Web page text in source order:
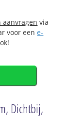
aanvragen via
voor eene-
Dichtbij,